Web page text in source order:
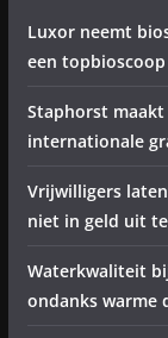
Luxor neemt
een topbioscoop
Staphorst
internationale
Vrijwilligers
niet in geld uit
Waterkwaliteit
ondanks warme